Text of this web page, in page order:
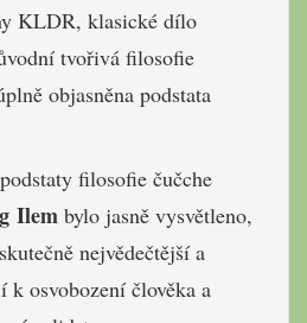
KLDR, klasické dílo
tvořivá filosofie
objasněna podstata
filosofie čučche
Ilem bylo jasně vysvětleno,
nejvědečtější a
osvobození člověka a